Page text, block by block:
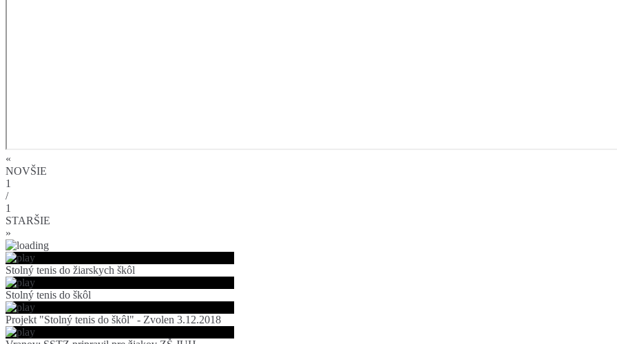
«
NOVŠIE
1
/
1
STARŠIE
»
Stolný tenis do žiarskych škôl
Stolný tenis do škôl
Projekt "Stolný tenis do škôl" - Zvolen 3.12.2018